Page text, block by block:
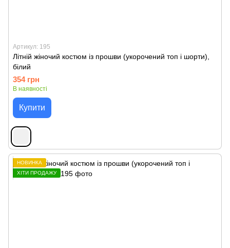
Артикул: 195
Літній жіночий костюм із прошви (укорочений топ і шорти),
білий
354 грн
В наявності
Купити
НОВИНКА
ХІТИ ПРОДАЖУ